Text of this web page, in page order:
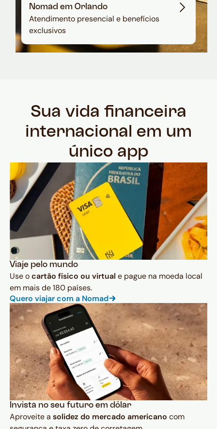
Nomad em Orlando
Atendimento presencial e benefícios
exclusivos
Sua vida financeira
internacional em um
único app
Viaje pelo mundo
Use ocartão físico ou virtual e pague na moeda local
em mais de 180 países.
Quero viajar com a Nomad
Invista no seu futuro em dólar
Aproveite a solidez do mercado americano com